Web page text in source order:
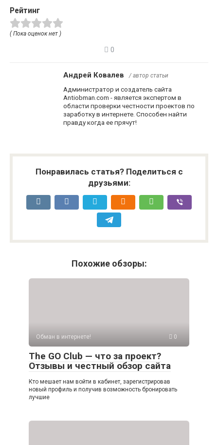
Рейтинг
( Пока оценок нет )
0
Андрей Ковалев / автор статьи
Администратор и создатель сайта
Antiobman.com - является экспертом в
области проверки честности проектов по
заработку в интернете. Способен найти
правду когда ее прячут!
Понравилась статья? Поделиться с
друзьями:
Похожие обзоры:
Обман в интернете! 0
The GO Club — что за проект?
Отзывы и честный обзор сайта
Кто мешает нам войти в кабинет, зарегистрировав
новый профиль и получив возможность бронировать
лучшие